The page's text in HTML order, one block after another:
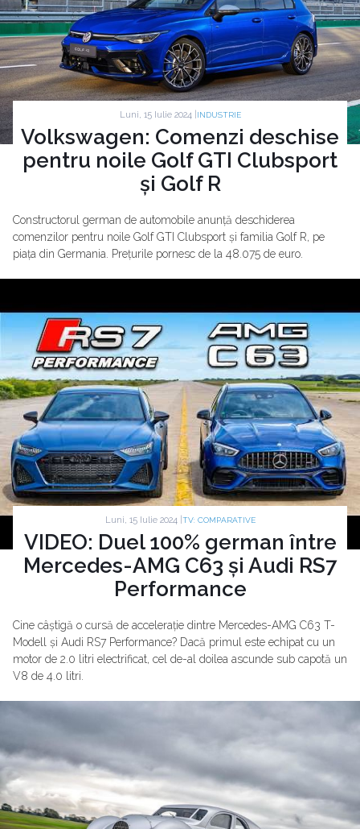
Luni, 15 Iulie 2024 | INDUSTRIE
Volkswagen: Comenzi deschise
pentru noile Golf GTI Clubsport
și Golf R
Constructorul german de automobile anunță deschiderea
comenzilor pentru noile Golf GTI Clubsport și familia Golf R, pe
piața din Germania. Prețurile pornesc de la 48.075 de euro.
Luni, 15 Iulie 2024 | TV: COMPARATIVE
VIDEO: Duel 100% german între
Mercedes-AMG C63 și Audi RS7
Performance
Cine câștigă o cursă de accelerație dintre Mercedes-AMG C63 T-
Modell și Audi RS7 Performance? Dacă primul este echipat cu un
motor de 2.0 litri electrificat, cel de-al doilea ascunde sub capotă un
V8 de 4.0 litri.